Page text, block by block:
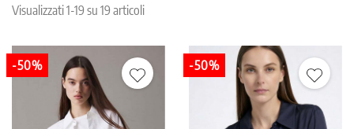
COLORE
REPARTO IN PROMO
Visualizzati 1-19 su 19 articoli
-50% -50%